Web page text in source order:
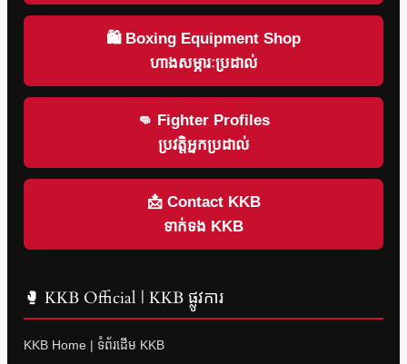
🛍 Boxing Equipment Shop
ហាងសម្ភារៈប្រដាល់
👊 Fighter Profiles
ប្រវត្តិអ្នកប្រដាល់
📩 Contact KKB
ទាក់ទង KKB
🥊 KKB Official | KKB ផ្លូវការ
KKB Home | ទំព័រដើម KKB